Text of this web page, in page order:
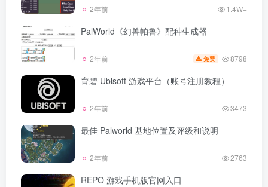
2年前 1.4W+
PalWorld《幻兽帕鲁》配种生成器
2年前 免费 8798
育碧 Ubisoft 游戏平台（账号注册教程）
2年前 3473
最佳 Palworld 基地位置及评级和说明
2年前 2763
REPO 游戏手机版官网入口